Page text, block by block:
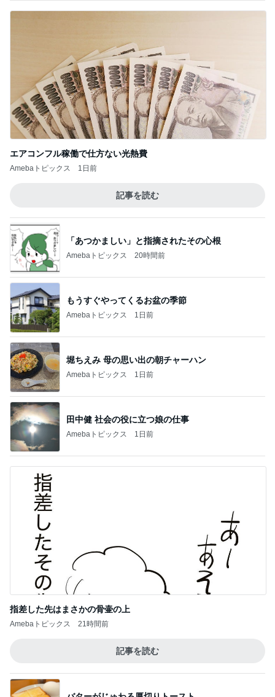
エアコンフル稼働で仕方ない光熱費
Amebaトピックス 1日前
記事を読む
「あつかましい」と指摘されたその心根
Amebaトピックス 20時間前
もうすぐやってくるお盆の季節
Amebaトピックス 1日前
堀ちえみ 母の思い出の朝チャーハン
Amebaトピックス 1日前
田中健 社会の役に立つ娘の仕事
Amebaトピックス 1日前
指差した先はまさかの骨壷の上
Amebaトピックス 21時間前
記事を読む